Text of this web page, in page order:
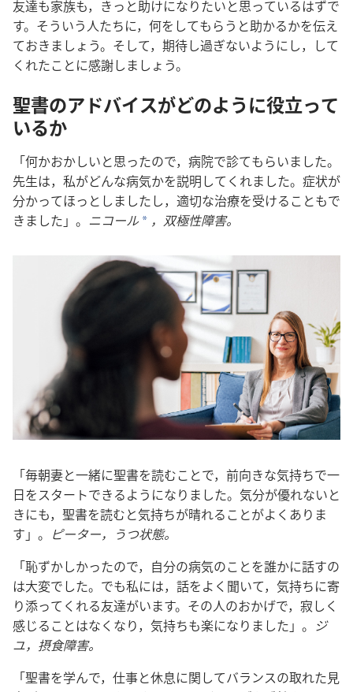
友達も家族も，きっと助けになりたいと思っているはずで
す。そういう 人たちに， 何をしてもらうと助かるかを伝え
ておきましょう。そして， 期待し過ぎないようにし，して
くれたことに感謝しましょう。
聖書のアドバイスがどのように役立って
いるか
「何かおかしいと思ったので， 病院で診てもらいました。
先生は， 私がどんな病気かを説明してくれました。 症状が
分かってほっとしましたし， 適切な治療を受けることもで
きました」。 ニコール a ， 双極性障害。
「毎朝妻と一緒に聖書を読むことで， 前向きな気持ちで一
日をスタートできるようになりました。 気分が優れないと
きにも， 聖書を読むと気持ちが晴れることがよくありま
す」。 ピーター，うつ状態。
「恥ずかしかったので， 自分の病気のことを誰かに話すの
は大変でした。でも私には， 話をよく 聞いて， 気持ちに寄
り添ってくれる友達がいます。その人のおかげで， 寂しく
感じることはなくなり， 気持ちも楽になりました」。 ジ
ユ， 摂食障害。
「聖書を学んで， 仕事と休息に関してバランスの取れた見